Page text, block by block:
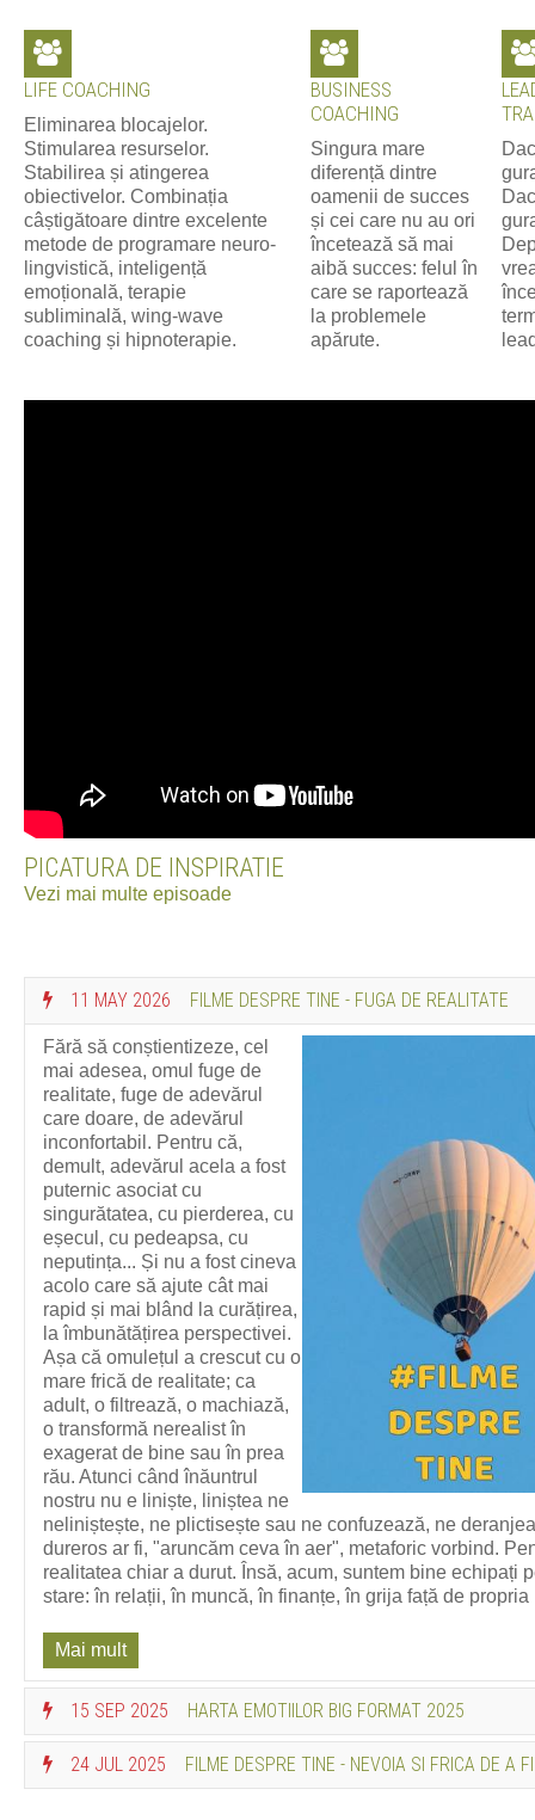
LIFE COACHING
Eliminarea blocajelor.
Stimularea resurselor.
Stabilirea și atingerea
obiectivelor. Combinația
câștigătoare dintre excelente
metode de programare neuro-
lingvistică, inteligență
emoțională, terapie
subliminală, wing-wave
coaching și hipnoterapie.
BUSINESS
COACHING
Singura mare
diferență dintre
oamenii de succes
și cei care nu au ori
încetează să mai
aibă succes: felul în
care se raportează
la problemele
apărute.
PICATURA DE INSPIRATIE
Vezi mai multe episoade
11 MAY 2026 FILME DESPRE TINE - FUGA DE REALITATE
Fără să conștientizeze, cel
mai adesea, omul fuge de
realitate, fuge de adevărul
care doare, de adevărul
inconfortabil. Pentru că,
demult, adevărul acela a fost
puternic asociat cu
singurătatea, cu pierderea, cu
eșecul, cu pedeapsa, cu
neputința... Și nu a fost cineva
acolo care să ajute cât mai
rapid și mai blând la curățirea,
la îmbunătățirea perspectivei.
Așa că omulețul a crescut cu o
mare frică de realitate; ca
adult, o filtrează, o machiază,
o transformă nerealist în
exagerat de bine sau în prea
rău. Atunci când înăuntrul
nostru nu e liniște, liniștea ne
neliniștește, ne plictisește sau ne confuzează, ne
dureros ar fi, "aruncăm ceva în aer", metaforic vorbind.
realitatea chiar a durut. Însă, acum, suntem bine echipați
stare: în relații, în muncă, în finanțe, în grija față de
Mai mult
15 SEP 2025 HARTA EMOTIILOR BIG FORMAT 2025
E simplu: felul în care evoluezi
24 JUL 2025 FILME DESPRE TINE - NEVOIA SI FRICA DE A